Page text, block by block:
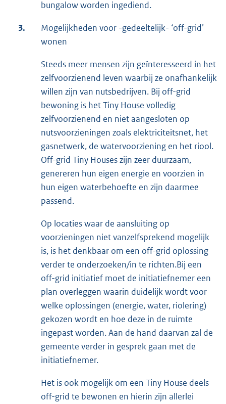
bungalow worden ingediend.
3.
Mogelijkheden voor -gedeeltelijk- ‘off-grid’
wonen
Steeds meer mensen zijn geïnteresseerd in het
zelfvoorzienend leven waarbij ze onafhankelijk
willen zijn van nutsbedrijven. Bij off-grid
bewoning is het Tiny House volledig
zelfvoorzienend en niet aangesloten op
nutsvoorzieningen zoals elektriciteitsnet, het
gasnetwerk, de watervoorziening en het riool.
Off-grid Tiny Houses zijn zeer duurzaam,
genereren hun eigen energie en voorzien in
hun eigen waterbehoefte en zijn daarmee
passend.
Op locaties waar de aansluiting op
voorzieningen niet vanzelfsprekend mogelijk
is, is het denkbaar om een off-grid oplossing
verder te onderzoeken/in te richten.Bij een
off-grid initiatief moet de initiatiefnemer een
plan overleggen waarin duidelijk wordt voor
welke oplossingen (energie, water, riolering)
gekozen wordt en hoe deze in de ruimte
ingepast worden. Aan de hand daarvan zal de
gemeente verder in gesprek gaan met de
initiatiefnemer.
Het is ook mogelijk om een Tiny House deels
off-grid te bewonen en hierin zijn allerlei